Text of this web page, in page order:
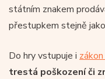
státním znakem
přestupkem stejně
Do hry vstupuje i
trestá poškození či